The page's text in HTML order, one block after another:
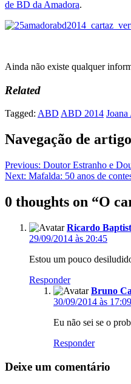
de BD da Amadora.
Ainda não existe qualquer
Related
Tagged: ABD ABD 2014
Navegação de
Previous: Doutor Estranho e
Next: Mafalda: 50 anos de
0 thoughts on “O
Ricardo
29/09/2014 às 20:45
Estou um pouco
Responder
Bruno
30/09/2014 às 17:09
Eu não sei se o
Responder
Deixe um comentário